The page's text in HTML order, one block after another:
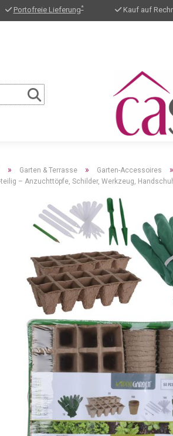
Portofreie Lieferung* Kauf auf
» Garten & Terrasse » Garten-Accessoires »
– Anzuchttöpfe, Schilder, Werkzeug,